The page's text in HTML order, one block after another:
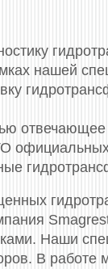
нашей
Наши
В